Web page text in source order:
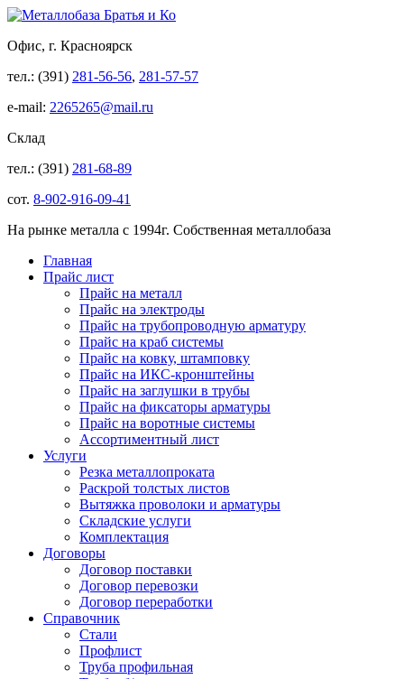
Офис, г. Красноярск
тел.: (391) 281-56-56, 281-57-57
e-mail: 2265265@mail.ru
Склад
тел.: (391) 281-68-89
сот. 8-902-916-09-41
На рынке металла с 1994г. Собственная металлобаза
Главная
Прайс лист
Прайс на металл
Прайс на электроды
Прайс на трубопроводную арматуру
Прайс на краб системы
Прайс на ковку, штамповку
Прайс на ИКС-кронштейны
Прайс на заглушки в трубы
Прайс на фиксаторы арматуры
Прайс на воротные системы
Ассортиментный лист
Услуги
Резка металлопроката
Раскрой толстых листов
Вытяжка проволоки и арматуры
Складские услуги
Комплектация
Договоры
Договор поставки
Договор перевозки
Договор переработки
Справочник
Стали
Профлист
Труба профильная